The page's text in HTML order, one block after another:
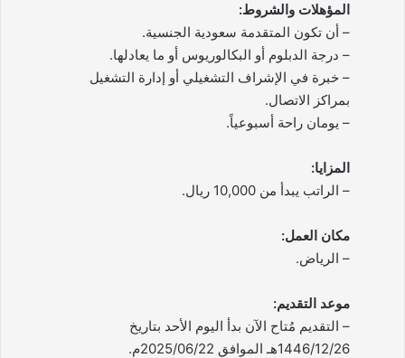
المؤهلات والشروط:
– أن تكون المتقدمة سعودية الجنسية.
– درجة الدبلوم أو البكالوريوس أو ما يعادلها.
– خبرة في الإشراف التشغيلي أو إدارة التشغيل
بمراكز الاتصال.
– يومان راحة أسبوعياً.
المزايا:
– الراتب يبدأ من 10,000 ريال.
مكان العمل:
– الرياض.
موعد التقديم:
– التقديم مُتاح الآن بدأ اليوم الأحد بتاريخ
1446/12/26هـ الموافق 2025/06/22م.